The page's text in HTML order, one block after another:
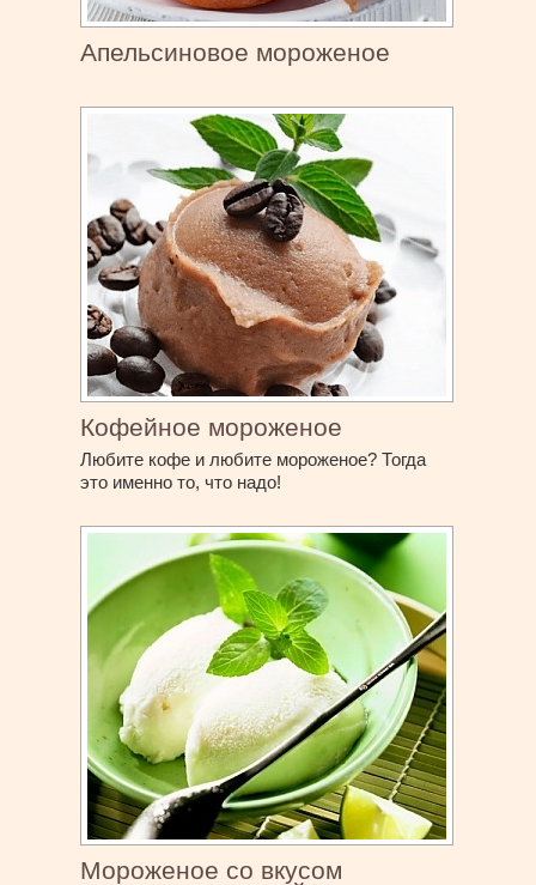
Апельсиновое мороженое
Кофейное мороженое
Любите кофе и любите мороженое? Тогда
это именно то, что надо!
Мороженое со вкусом